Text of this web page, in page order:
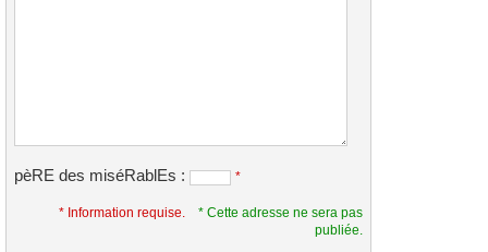
pèRE des miséRablEs : *
* Information requise.
* Cette adresse ne sera pas
publiée.